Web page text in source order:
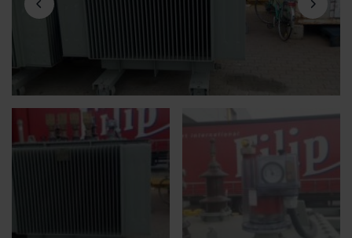
Föregående bild Nästa